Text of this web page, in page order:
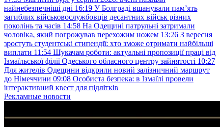
найнебезпечніші дні 16:19 У Болграді вшанували пам’ять
загиблих військовослужбовців десантних військ різних
поколінь та часів 14:58 На Одещині патрульні затримали
чоловіка, який погрожував перехожим ножем 13:26 З вересня
зростуть студентські стипендії: хто зможе отримати найбільші
виплати 11:54 Шукачам роботи: актуальні пропозиції праці від
Ізмаїльської філії Одеського обласного центру зайнятості 10:27
Для жителів Одещини відкрили новий залізничний маршрут
до Німеччини 09:08 Особиста безпека: в Ізмаїлі провели
інтерактивний квест для підлітків
Рекламные новости